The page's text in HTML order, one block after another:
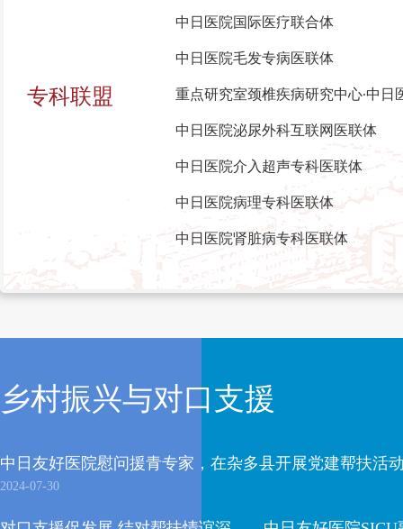
专科联盟
中日医院国际医疗联合体
中日医院毛发专病医联体
重点研究室颈椎疾病研究中心∙中日
中日医院泌尿外科互联网医联体
中日医院介入超声专科医联体
中日医院病理专科医联体
中日医院肾脏病专科医联体
乡村振兴与对口支援
中日友好医院慰问援青专家，在杂多县开展党建帮扶活
2024-07-30